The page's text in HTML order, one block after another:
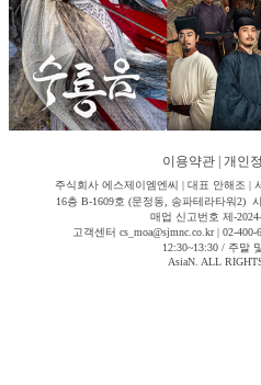
이용약관 개인
주식회사 에스제이엠엔씨 | 대표 안해조 |
16층 B-1609호 (문정동, 송파테라타워2)
매업 신고번호 제-
고객센터 cs_moa@sjmnc.co.kr | 02-
12:30~13:30 / 주말
AsiaN. ALL